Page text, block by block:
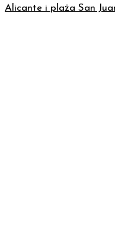
Alicante i plaża San